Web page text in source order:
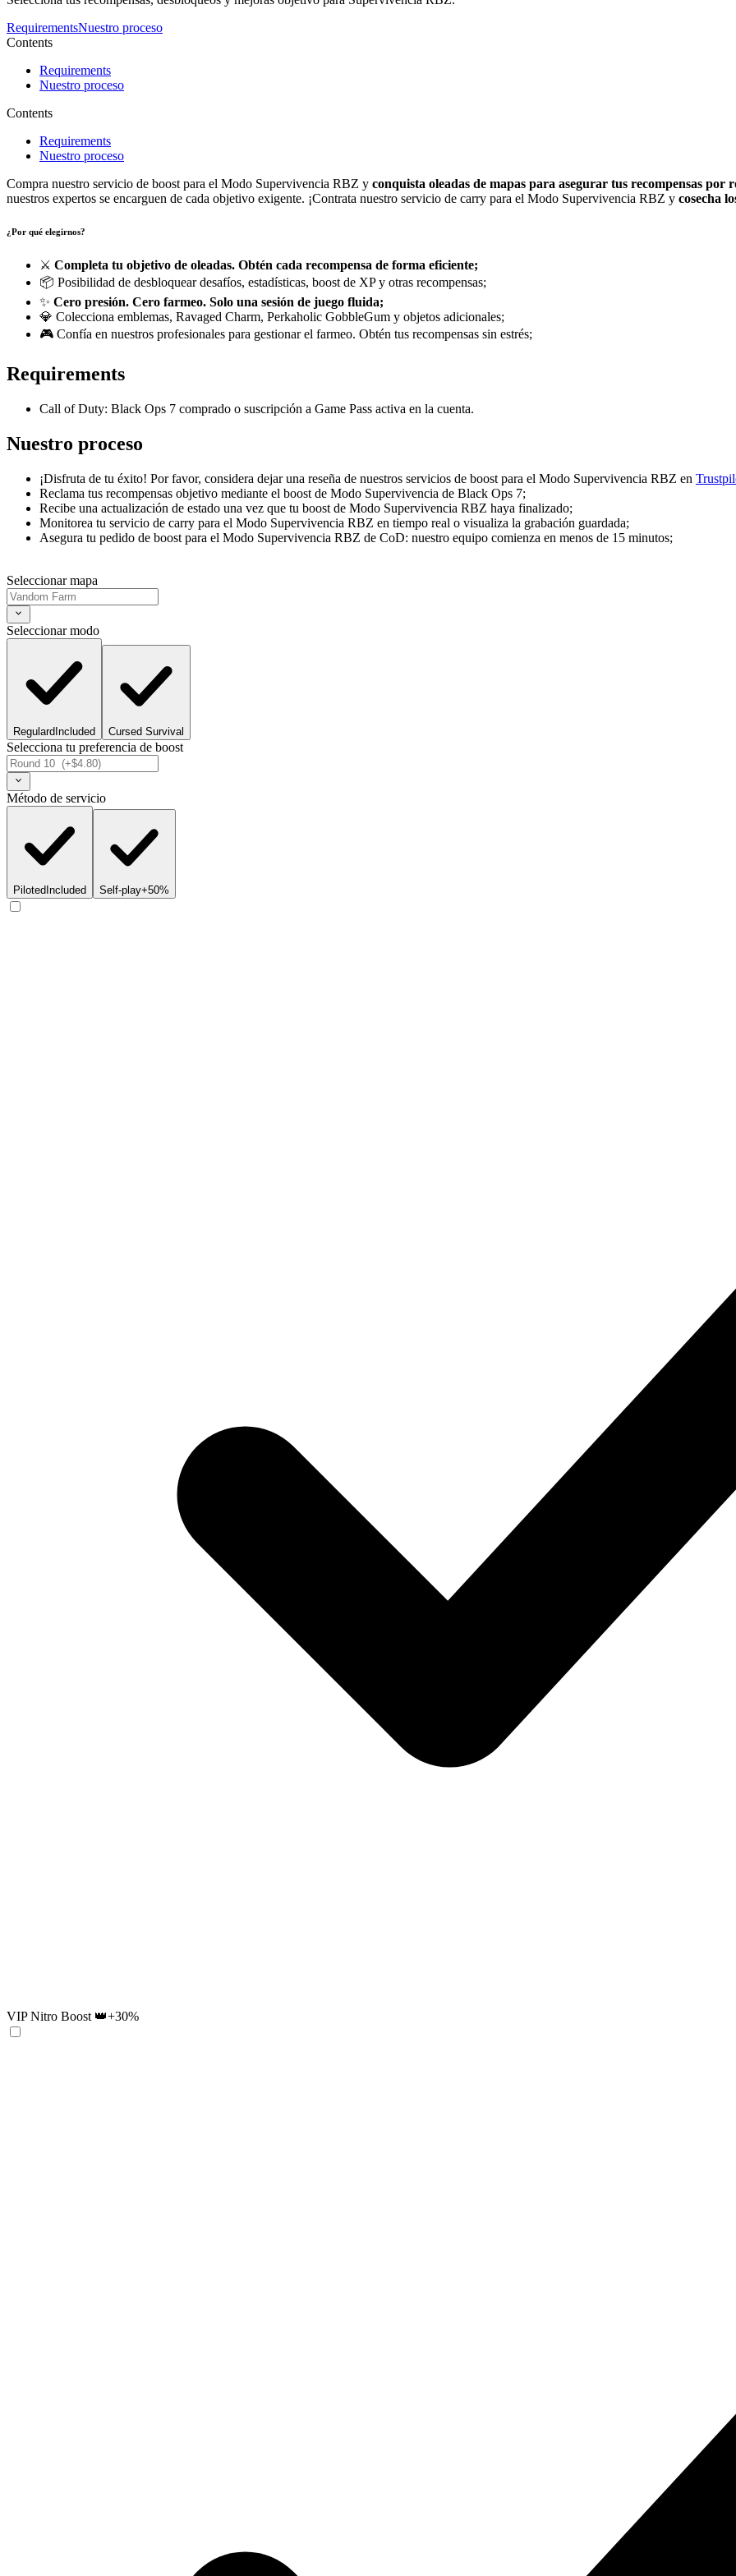
RequirementsNuestro proceso
Contents
Requirements
Nuestro proceso
Contents
Requirements
Nuestro proceso
Compra nuestro servicio de boost para el Modo Supervivencia RBZ y conquista oleadas de mapas para asegurar tus recompensas por
nuestros expertos se encarguen de cada objetivo exigente. ¡Contrata nuestro servicio de carry para el Modo Supervivencia RBZ y cosecha
¿Por qué elegirnos?
⚔️ Completa tu objetivo de oleadas. Obtén cada recompensa de forma eficiente;
📦 Posibilidad de desbloquear desafíos, estadísticas, boost de XP y otras recompensas;
✨ Cero presión. Cero farmeo. Solo una sesión de juego fluida;
💎 Colecciona emblemas, Ravaged Charm, Perkaholic GobbleGum y objetos adicionales;
🎮 Confía en nuestros profesionales para gestionar el farmeo. Obtén tus recompensas sin estrés;
Requirements
Call of Duty: Black Ops 7 comprado o suscripción a Game Pass activa en la cuenta.
Nuestro proceso
¡Disfruta de tu éxito! Por favor, considera dejar una reseña de nuestros servicios de boost para el Modo Supervivencia RBZ en
Reclama tus recompensas objetivo mediante el boost de Modo Supervivencia de Black Ops 7;
Recibe una actualización de estado una vez que tu boost de Modo Supervivencia RBZ haya finalizado;
Monitorea tu servicio de carry para el Modo Supervivencia RBZ en tiempo real o visualiza la grabación guardada;
Asegura tu pedido de boost para el Modo Supervivencia RBZ de CoD: nuestro equipo comienza en menos de 15 minutos;
Seleccionar mapa
Seleccionar modo
Regulard Included Cursed Survival
Selecciona tu preferencia de boost
Método de servicio
PilotedIncluded Self-play+50%
VIP Nitro Boost 👑+30%